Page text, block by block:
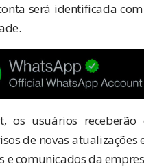
será identificada
os usuários
de novas atualizações
e comunicados da